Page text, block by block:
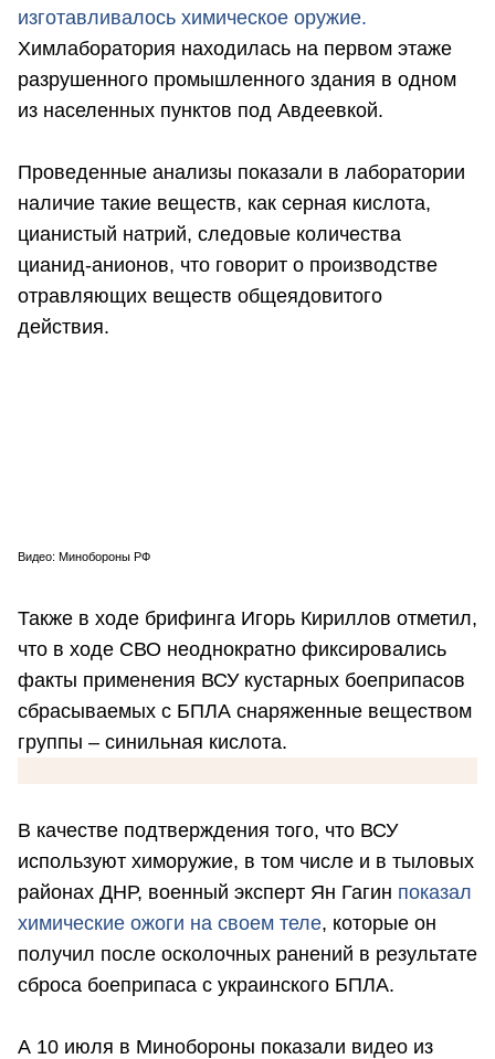
изготавливалось химическое оружие.
Химлаборатория находилась на первом этаже
разрушенного промышленного здания в одном
из населенных пунктов под Авдеевкой.
Проведенные анализы показали в лаборатории
наличие такие веществ, как серная кислота,
цианистый натрий, следовые количества
цианид-анионов, что говорит о производстве
отравляющих веществ общеядовитого
действия.
Видео: Минобороны РФ
Также в ходе брифинга Игорь Кириллов отметил,
что в ходе СВО неоднократно фиксировались
факты применения ВСУ кустарных боеприпасов
сбрасываемых с БПЛА снаряженные веществом
группы – синильная кислота.
В качестве подтверждения того, что ВСУ
используют химоружие, в том числе и в тыловых
районах ДНР, военный эксперт Ян Гагин показал
химические ожоги на своем теле, которые он
получил после осколочных ранений в результате
сброса боеприпаса с украинского БПЛА.
А 10 июля в Минобороны показали видео из